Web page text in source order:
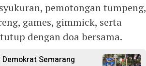
pemotongan tumpeng,
games, gimmick, serta
dengan doa bersama.
Semarang